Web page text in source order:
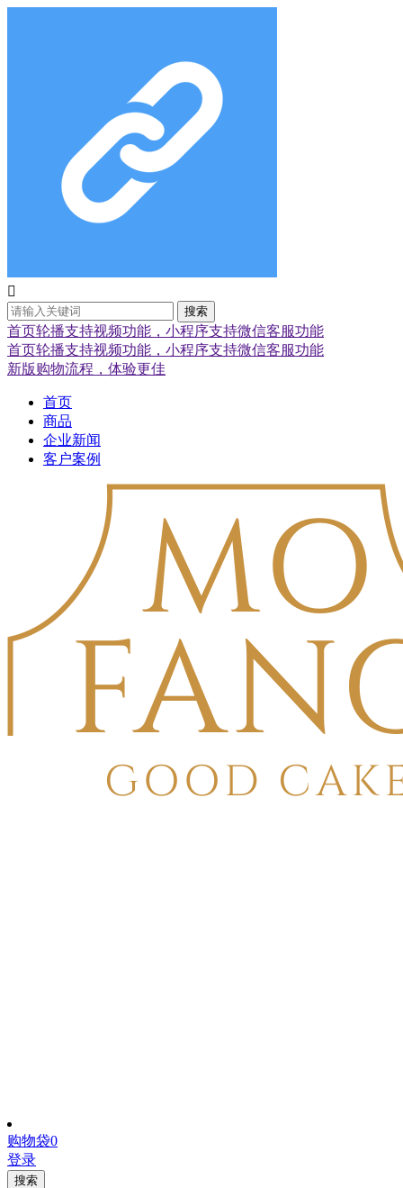

搜索
首页轮播支持视频功能，小程序支持微信客服功能
首页轮播支持视频功能，小程序支持微信客服功能
新版购物流程，体验更佳
首页
商品
企业新闻
客户案例
购物袋0
登录
搜索